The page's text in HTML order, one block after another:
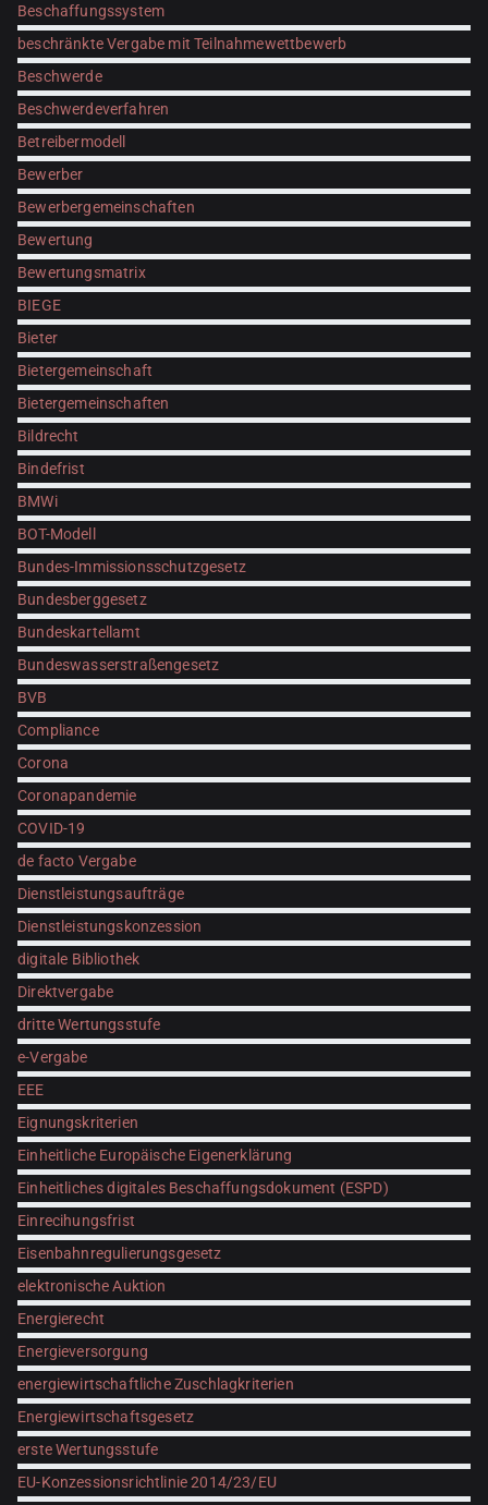
Beschaffungssystem
beschränkte Vergabe mit Teilnahmewettbewerb
Beschwerde
Beschwerdeverfahren
Betreibermodell
Bewerber
Bewerbergemeinschaften
Bewertung
Bewertungsmatrix
BIEGE
Bieter
Bietergemeinschaft
Bietergemeinschaften
Bildrecht
Bindefrist
BMWi
BOT-Modell
Bundes-Immissionsschutzgesetz
Bundesberggesetz
Bundeskartellamt
Bundeswasserstraßengesetz
BVB
Compliance
Corona
Coronapandemie
COVID-19
de facto Vergabe
Dienstleistungsaufträge
Dienstleistungskonzession
digitale Bibliothek
Direktvergabe
dritte Wertungsstufe
e-Vergabe
EEE
Eignungskriterien
Einheitliche Europäische Eigenerklärung
Einheitliches digitales Beschaffungsdokument (ESPD)
Einrecihungsfrist
Eisenbahnregulierungsgesetz
elektronische Auktion
Energierecht
Energieversorgung
energiewirtschaftliche Zuschlagkriterien
Energiewirtschaftsgesetz
erste Wertungsstufe
EU-Konzessionsrichtlinie 2014/23/EU